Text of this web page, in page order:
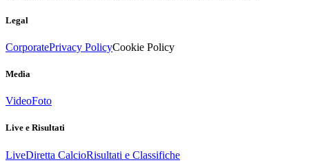
Legal
CorporatePrivacy PolicyCookie Policy
Media
VideoFoto
Live e Risultati
LiveDiretta CalcioRisultati e Classifiche